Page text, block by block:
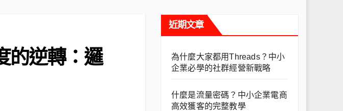
的逆轉：邏
近期文章
為什麼大家都用Threads？中小
企業必學的社群經營新戰略
什麼是流量密碼？中小企業電商
高效獲客的完整教學